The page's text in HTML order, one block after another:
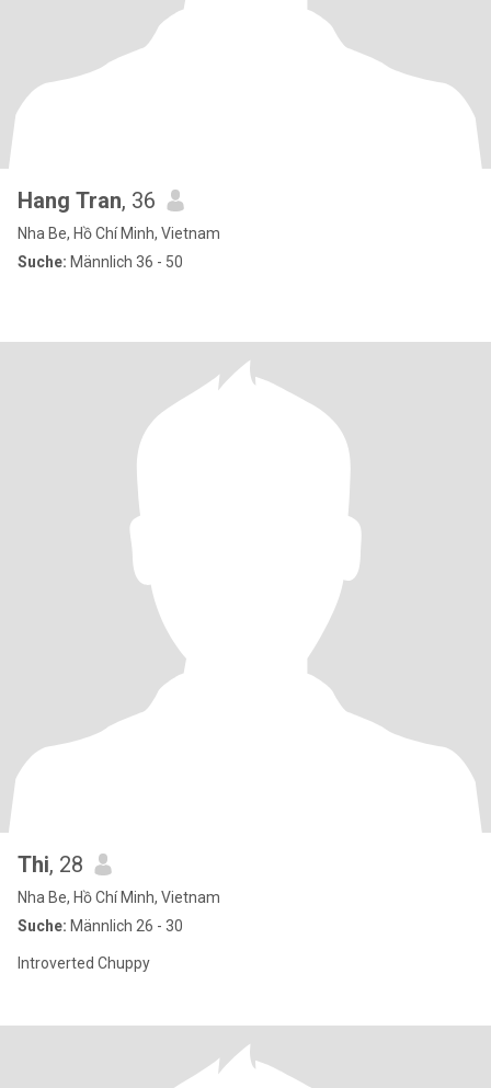
Hang Tran, 36
Nha Be, Hồ Chí Minh, Vietnam
Suche: Männlich 36 - 50
Thi, 28
Nha Be, Hồ Chí Minh, Vietnam
Suche: Männlich 26 - 30
Introverted Chuppy